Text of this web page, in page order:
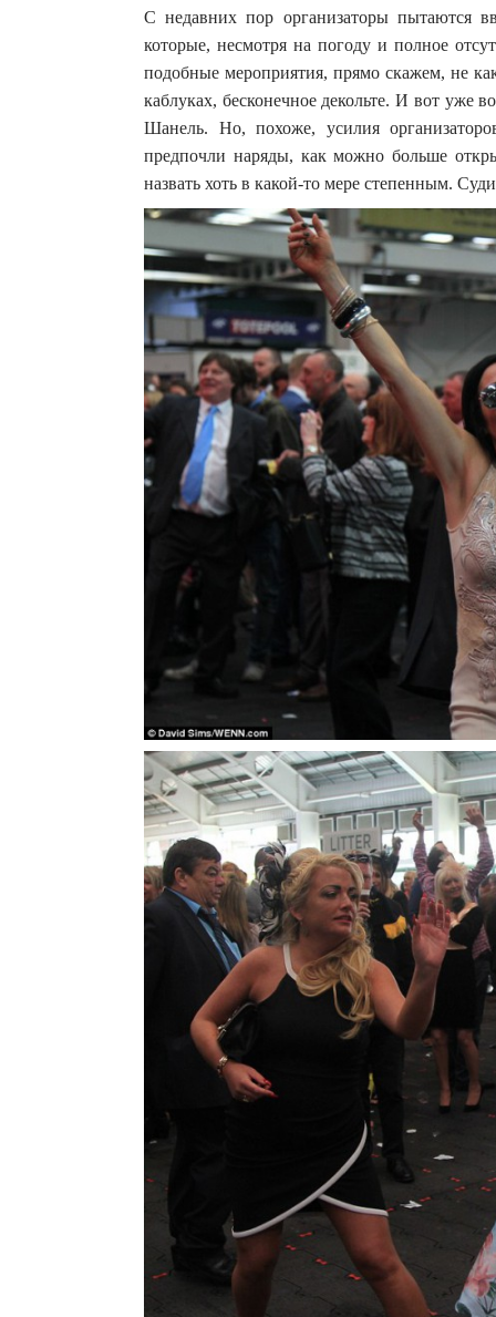
С недавних пор организаторы пытаются
которые, несмотря на погоду и полное
подобные мероприятия, прямо скажем, не
каблуках, бесконечное декольте.И вот уже
Шанель. Но, похоже, усилия
предпочли наряды, как можно больше
назвать хоть в какой-то мере степенным.